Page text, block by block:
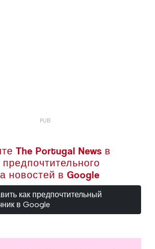
The Portugal News в
предпочтительного
новостей в Google
как предпочтительный
в Google